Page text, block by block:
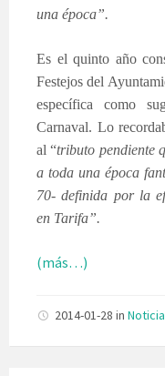
una época”.
Es el quinto año
Festejos del
específica como
Carnaval. Lo
al “tributo pendiente
a toda una época
70- definida por la
en Tarifa”.
(más…)
2014-01-28 in